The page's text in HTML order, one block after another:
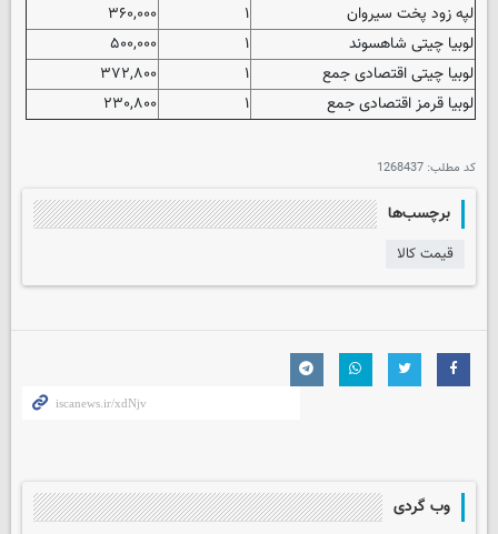
لپه زود پخت سیروان
۱
۳۶۰,۰۰۰
لوبیا چیتی شاهسوند
۱
۵۰۰,۰۰۰
لوبیا چیتی اقتصادی جمع
۱
۳۷۲,۸۰۰
لوبیا قرمز اقتصادی جمع
۱ ۲۳۰,۸۰۰
کد مطلب: 1268437
برچسب‌ها
قیمت کالا
وب گردی